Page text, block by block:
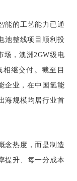
能的工艺能力已通
池整线项目顺利投
场，澳洲2GW级电
继交付。截至目
企业，在中国氢能
海规模均居行业首
念热度，而是制造
提升、每一分成本